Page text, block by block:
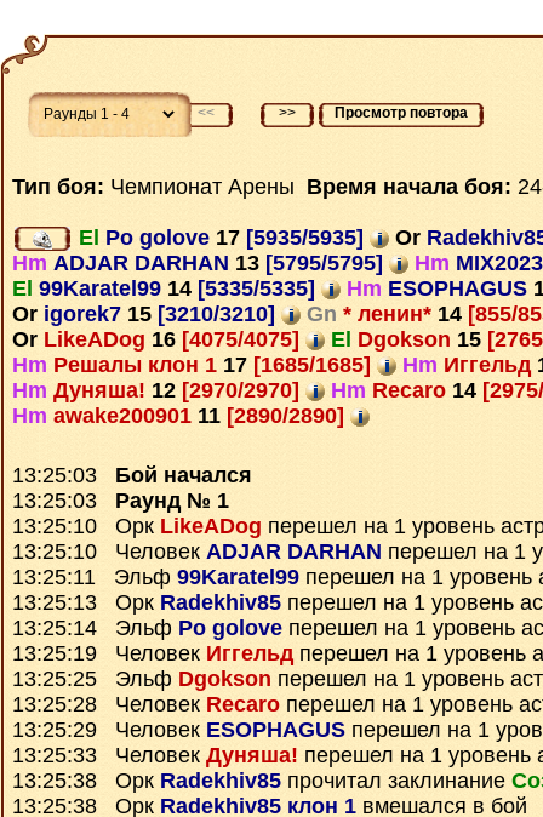
<< >> Просмотр повтора
Тип боя: Чемпионат Арены Время начала боя:
El Po golove 17 [5935/5935] Or
Hm ADJAR DARHAN 13 [5795/5795] Hm
El 99Karatel99 14 [5335/5335] Hm ESOPHAGUS
Or igorek7 15 [3210/3210] Gn * ленин* 14 [855/
Or LikeADog 16 [4075/4075] El Dgokson 15
Hm Решалы клон 1 17 [1685/1685] Hm Иггельд
Hm Дуняша! 12 [2970/2970] Hm Recaro 14
Hm awake200901 11 [2890/2890]
13:25:03 Бой начался
13:25:03 Раунд № 1
13:25:10 Орк LikeADog перешел на 1 уровень
13:25:10 Человек ADJAR DARHAN перешел на 1
13:25:11 Эльф 99Karatel99 перешел на 1 уровень
13:25:13 Орк Radekhiv85 перешел на 1 уровень
13:25:14 Эльф Po golove перешел на 1 уровень
13:25:19 Человек Иггельд перешел на 1 уровень
13:25:25 Эльф Dgokson перешел на 1 уровень
13:25:28 Человек Recaro перешел на 1 уровень
13:25:29 Человек ESOPHAGUS перешел на 1
13:25:33 Человек Дуняша! перешел на 1 уровень
13:25:38 Орк Radekhiv85 прочитал заклинание
13:25:38 Орк Radekhiv85 клон 1 вмешался в бой